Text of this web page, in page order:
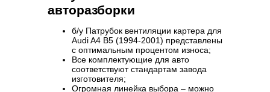
авторазборки
б/у Патрубок вентиляции картера для
Audi A4 B5 (1994-2001) представлены
с оптимальным процентом износа;
Все комплектующие для авто
соответствуют стандартам завода
изготовителя;
Огромная линейка выбора – можно